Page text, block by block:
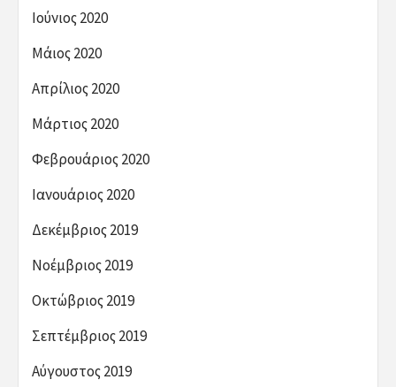
Ιούνιος 2020
Μάιος 2020
Απρίλιος 2020
Μάρτιος 2020
Φεβρουάριος 2020
Ιανουάριος 2020
Δεκέμβριος 2019
Νοέμβριος 2019
Οκτώβριος 2019
Σεπτέμβριος 2019
Αύγουστος 2019